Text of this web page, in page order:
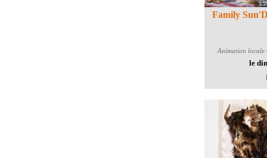
Family
Animation locale
le